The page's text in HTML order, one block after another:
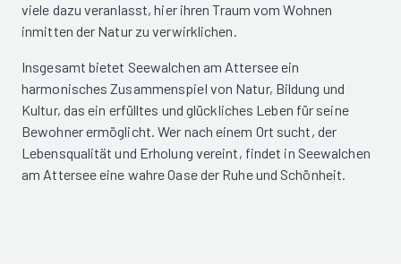
viele dazu veranlasst, hier ihren Traum vom Wohnen
inmitten der Natur zu verwirklichen.
Insgesamt bietet Seewalchen am Attersee ein
harmonisches Zusammenspiel von Natur, Bildung und
Kultur, das ein erfülltes und glückliches Leben für seine
Bewohner ermöglicht. Wer nach einem Ort sucht, der
Lebensqualität und Erholung vereint, findet in Seewalchen
am Attersee eine wahre Oase der Ruhe und Schönheit.